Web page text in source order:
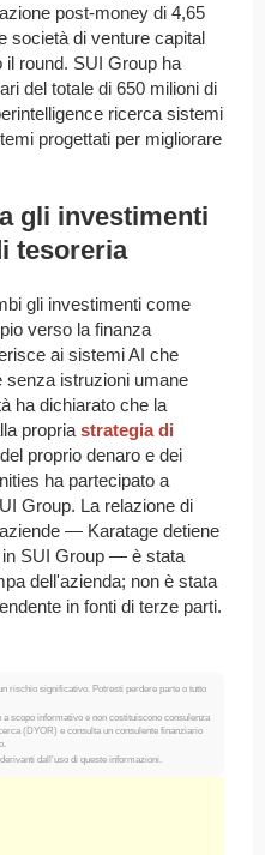
post-money di 4,65
società di venture capital
round. SUI Group ha
del totale di 650 milioni di
ricerca sistemi
progettati per migliorare
gli investimenti
tesoreria
gli investimenti come
verso la finanza
ai sistemi AI che
senza istruzioni umane
ha dichiarato che la
propria strategia di
proprio denaro e dei
ha partecipato a
Group. La relazione di
— Karatage detiene
in SUI Group — è stata
dell'azienda; non è stata
in fonti di terze parti.
rischio significativo. Potresti perdere parte o tutto
scopo informativo e non costituiscono consulenza
(DYOR) e consulta un consulente finanziario
dall'uso di queste informazioni.